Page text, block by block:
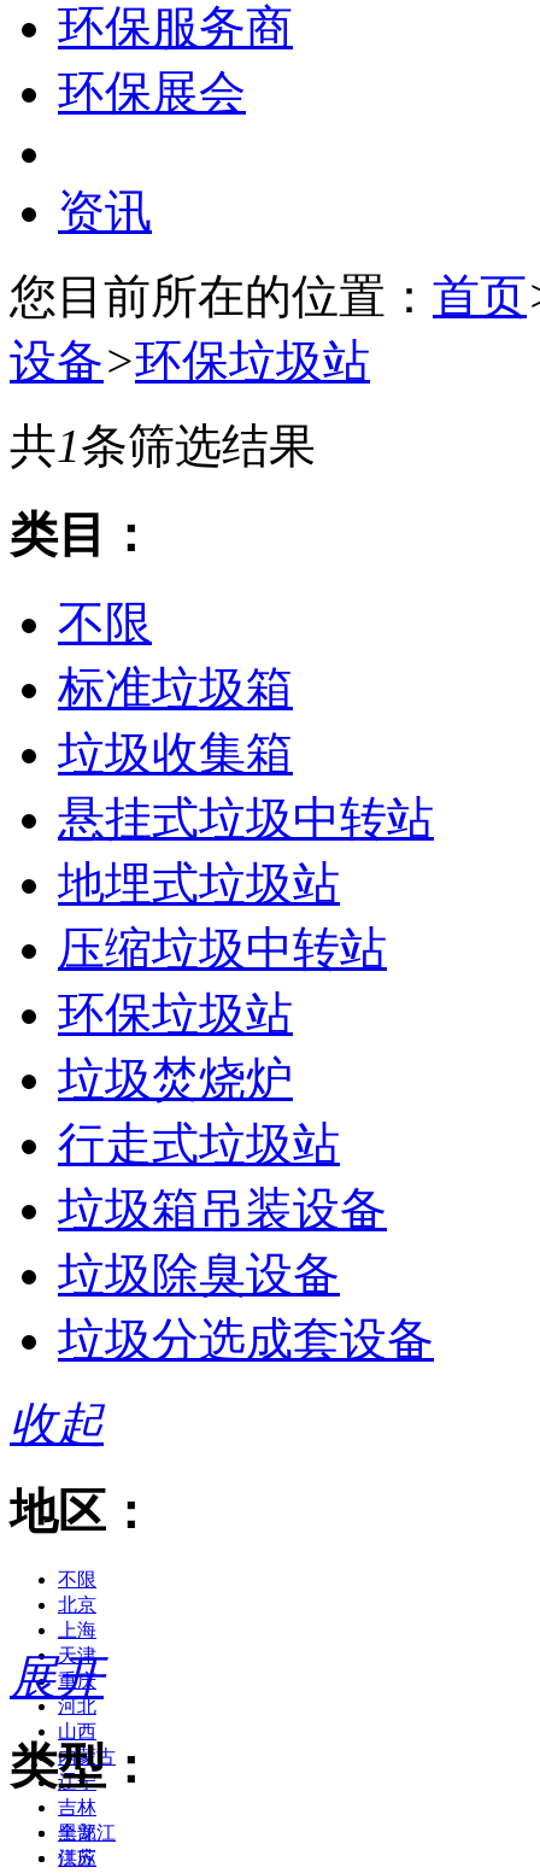
环保服务商
环保展会
资讯
您目前所在的位置： 首页
设备>环保垃圾站
共1条筛选结果
类目：
不限
标准垃圾箱
垃圾收集箱
悬挂式垃圾中转站
地埋式垃圾站
压缩垃圾中转站
环保垃圾站
垃圾焚烧炉
行走式垃圾站
垃圾箱吊装设备
垃圾除臭设备
垃圾分选成套设备
收起
地区：
不限
北京
上海
天津
重庆
河北
山西
内蒙古
辽宁
吉林
黑龙江
江苏
展开
类型：
全部
供应